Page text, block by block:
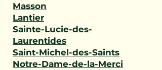
Masson
Lantier
Sainte-Lucie-des-
Laurentides
Saint-Michel-des-Saints
Notre-Dame-de-la-Merci